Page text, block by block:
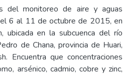
del monitoreo de aire y aguas
6 al 11 de octubre de 2015, en
ubicada en la subcuenca del río
de Chana, provincia de Huari,
Encuentra que concentraciones
arsénico, cadmio, cobre y zinc,